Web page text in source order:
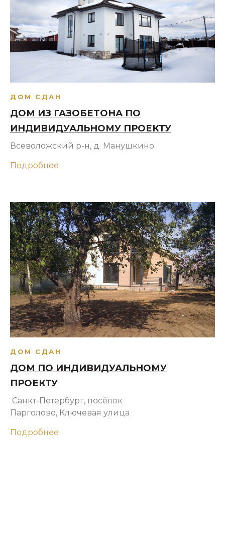
ДОМ СДАН
ДОМ ИЗ ГАЗОБЕТОНА ПО
ИНДИВИДУАЛЬНОМУ ПРОЕКТУ
Всеволожский р-н, д. Манушкино
Подробнее
ДОМ СДАН
ДОМ ПО ИНДИВИДУАЛЬНОМУ
ПРОЕКТУ
Санкт-Петербург, посёлок
Парголово, Ключевая улица
Подробнее